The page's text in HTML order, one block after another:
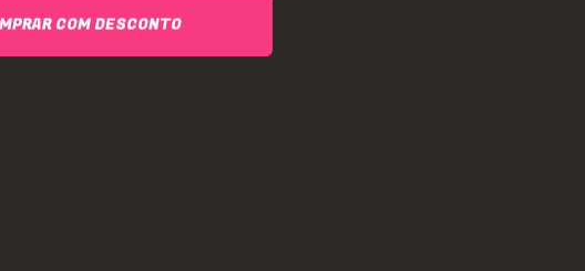
COM DESCONTO